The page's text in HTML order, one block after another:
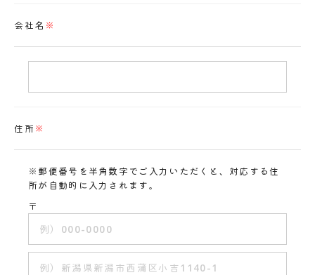
会社名 ※
住所 ※
※郵便番号を半角数字でご入力いただくと、対応する住
所が自動的に入力されます。
〒